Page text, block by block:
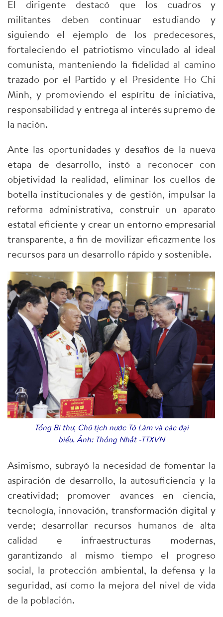
El dirigente destacó que los cuadros y
militantes deben continuar estudiando y
siguiendo el ejemplo de los predecesores,
fortaleciendo el patriotismo vinculado al ideal
comunista, manteniendo la fidelidad al camino
trazado por el Partido y el Presidente Ho Chi
Minh, y promoviendo el espíritu de iniciativa,
responsabilidad y entrega al interés supremo de
la nación.
Ante las oportunidades y desafíos de la nueva
etapa de desarrollo, instó a reconocer con
objetividad la realidad, eliminar los cuellos de
botella institucionales y de gestión, impulsar la
reforma administrativa, construir un aparato
estatal eficiente y crear un entorno empresarial
transparente, a fin de movilizar eficazmente los
recursos para un desarrollo rápido y sostenible.
Tổng Bí thư, Chủ tịch nước Tô Lâm và các đại
biểu. Ảnh: Thống Nhất -TTXVN
Asimismo, subrayó la necesidad de fomentar la
aspiración de desarrollo, la autosuficiencia y la
creatividad; promover avances en ciencia,
tecnología, innovación, transformación digital y
verde; desarrollar recursos humanos de alta
calidad e infraestructuras modernas,
garantizando al mismo tiempo el progreso
social, la protección ambiental, la defensa y la
seguridad, así como la mejora del nivel de vida
de la población.